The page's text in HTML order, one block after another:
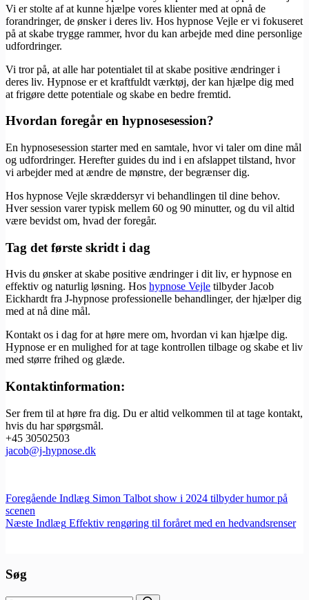
Vi er stolte af at kunne hjælpe vores klienter med at opnå de
forandringer, de ønsker i deres liv. Hos hypnose Vejle er vi fokuseret
på at skabe trygge rammer, hvor du kan arbejde med dine personlige
udfordringer.
Vi tror på, at alle har potentialet til at skabe positive ændringer i
deres liv. Hypnose er et kraftfuldt værktøj, der kan hjælpe dig med
at frigøre dette potentiale og skabe en bedre fremtid.
Hvordan foregår en hypnosesession?
En hypnosesession starter med en samtale, hvor vi taler om dine mål
og udfordringer. Herefter guides du ind i en afslappet tilstand, hvor
vi arbejder med at ændre de mønstre, der begrænser dig.
Hos hypnose Vejle skræddersyr vi behandlingen til dine behov.
Hver session varer typisk mellem 60 og 90 minutter, og du vil altid
være bevidst om, hvad der foregår.
Tag det første skridt i dag
Hvis du ønsker at skabe positive ændringer i dit liv, er hypnose en
effektiv og naturlig løsning. Hos hypnose Vejle tilbyder Jacob
Eickhardt fra J-hypnose professionelle behandlinger, der hjælper dig
med at nå dine mål.
Kontakt os i dag for at høre mere om, hvordan vi kan hjælpe dig.
Hypnose er en mulighed for at tage kontrollen tilbage og skabe et liv
med større frihed og glæde.
Kontaktinformation:
Ser frem til at høre fra dig. Du er altid velkommen til at tage kontakt,
hvis du har spørgsmål.
+45 30502503
jacob@j-hypnose.dk
Foregående Indlæg Simon Talbot show i 2024 tilbyder humor på
scenen
Næste Indlæg Effektiv rengøring til foråret med en hedvandsrenser
Søg